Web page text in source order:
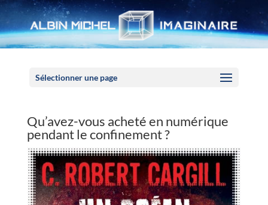
Sélectionner une page
Qu’avez-vous acheté en numérique
pendant le confinement ?
Panneau de gestion des cookies